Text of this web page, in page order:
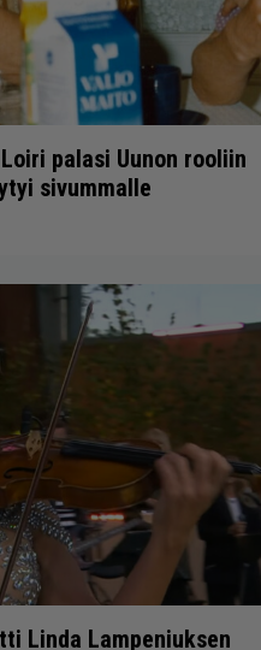
palasi Uunon rooliin
sivummalle
Linda Lampeniuksen